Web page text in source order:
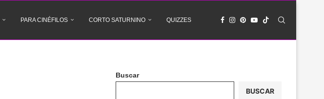
PARA CINÉFILOS CORTO SATURNINO QUIZZES
Buscar
BUSCAR